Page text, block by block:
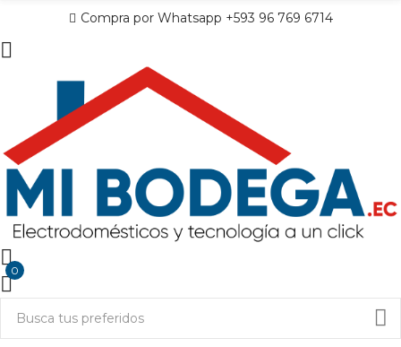
Compra por Whatsapp +593 96 769 6714
0